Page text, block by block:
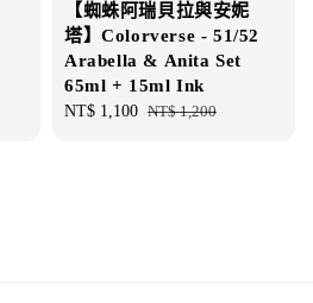
【蜘蛛阿瑞貝拉與安妮
塔】Colorverse - 51/52
Arabella & Anita Set
65ml + 15ml Ink
Sale
NT$ 1,100 Regular
NT$ 1,200